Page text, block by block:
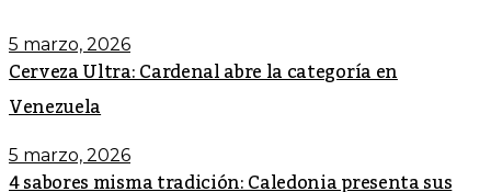
5 marzo, 2026
Cerveza Ultra: Cardenal abre la categoría en
Venezuela
5 marzo, 2026
4 sabores misma tradición: Caledonia presenta sus